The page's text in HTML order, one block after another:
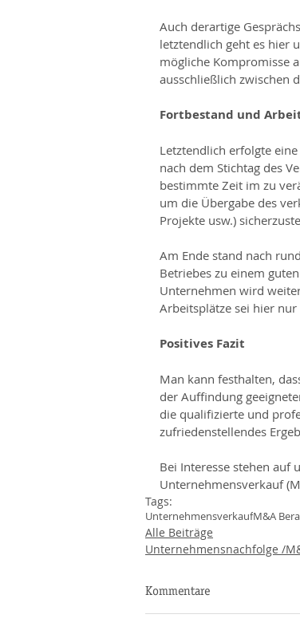
Auch derartige
letztendlich geht es hier
mögliche Kompromisse
ausschließlich zwischen
Fortbestand und
Letztendlich erfolgte
nach dem Stichtag des
bestimmte Zeit im zu
um die Übergabe des
Projekte usw.)
Am Ende stand nach
Betriebes zu einem
Unternehmen wird
Arbeitsplätze sei hier
Positives Fazit
Man kann festhalten,
der Auffindung
die qualifizierte und
zufriedenstellendes
Bei Interesse stehen auf
Unternehmensverkauf
Tags:
UnternehmensverkaufM&A
Alle Beiträge
Unternehmensnachfolge /
Kommentare